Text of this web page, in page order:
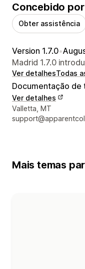
Concebido
Obter assistência
Version 1.7.0•
Madrid 1.7.0
Ver detalhesTodas
Documentação de
Ver detalhes
Detalhes de
Valletta, MT
Mais temas